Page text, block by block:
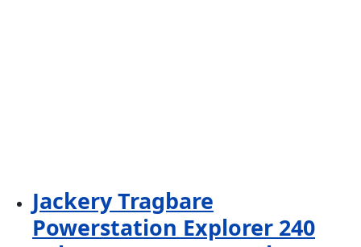
Jackery Tragbare
Powerstation Explorer 240